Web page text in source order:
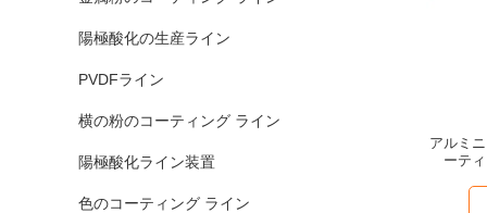
陽極酸化の生産ライン
PVDFライン
横の粉のコーティング ライン
陽極酸化ライン装置
色のコーティング ライン
アルミ
ーテ